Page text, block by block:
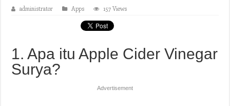
administrator Apps 157 Views
1. Apa itu Apple Cider Vinegar
Surya?
Advertisement